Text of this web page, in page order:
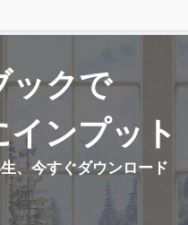
ックで
ンプット
、今すぐダウンロード